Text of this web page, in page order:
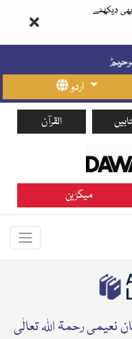
دیکھئے
اردو
القرآن
میگزین
نعیمی رحمۃ اللہ تعالٰی